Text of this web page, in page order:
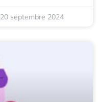
20 septembre 2024